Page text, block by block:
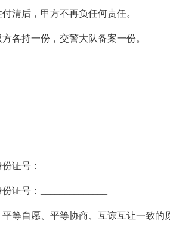
后，甲方不再负任何责任。
持一份，交警大队备案一份。
号：______________
号：______________
自愿、平等协商、互谅互让一致的